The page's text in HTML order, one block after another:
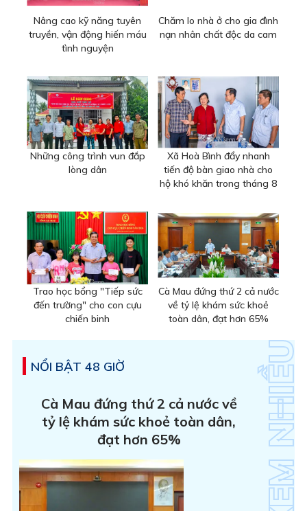
Nâng cao kỹ năng tuyên
truyền, vận động hiến máu
tình nguyện
Chăm lo nhà ở cho gia đình
nạn nhân chất độc da cam
Những công trình vun đắp
lòng dân
Xã Hoà Bình đẩy nhanh
tiến độ bàn giao nhà cho
hộ khó khăn trong tháng 8
Trao học bổng "Tiếp sức
đến trường" cho con cựu
chiến binh
Cà Mau đứng thứ 2 cả nước
về tỷ lệ khám sức khoẻ
toàn dân, đạt hơn 65%
NỔI BẬT 48 GIỜ
Cà Mau đứng thứ 2 cả nước về
tỷ lệ khám sức khoẻ toàn dân,
đạt hơn 65%